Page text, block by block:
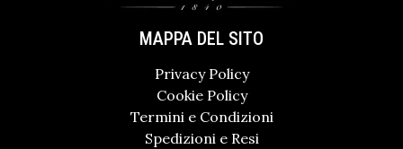
MAPPA DEL SITO
Privacy Policy
Cookie Policy
Termini e Condizioni
Spedizioni e Resi